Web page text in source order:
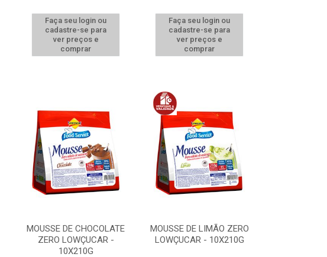
Faça seu login ou
cadastre-se para
ver preços e
comprar
Faça seu login ou
cadastre-se para
ver preços e
comprar
MOUSSE DE CHOCOLATE
ZERO LOWÇUCAR -
10X210G
MOUSSE DE LIMÃO ZERO
LOWÇUCAR - 10X210G